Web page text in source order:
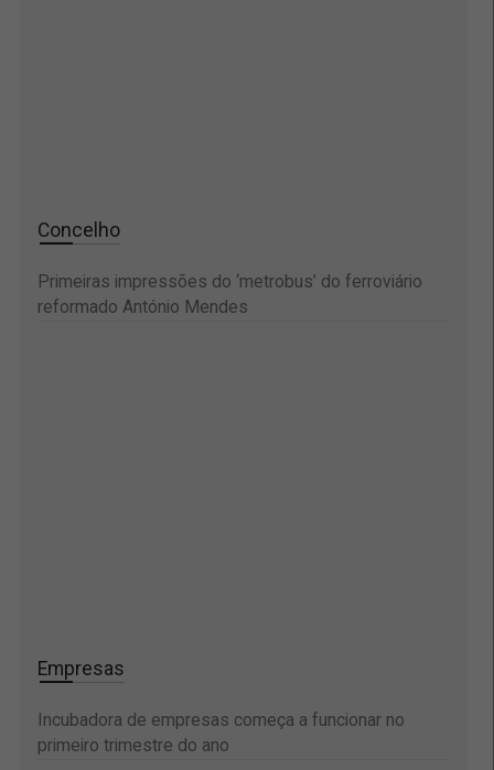
Concelho
Primeiras impressões do ‘metrobus’ do ferroviário
reformado António Mendes
Empresas
Incubadora de empresas começa a funcionar no
primeiro trimestre do ano